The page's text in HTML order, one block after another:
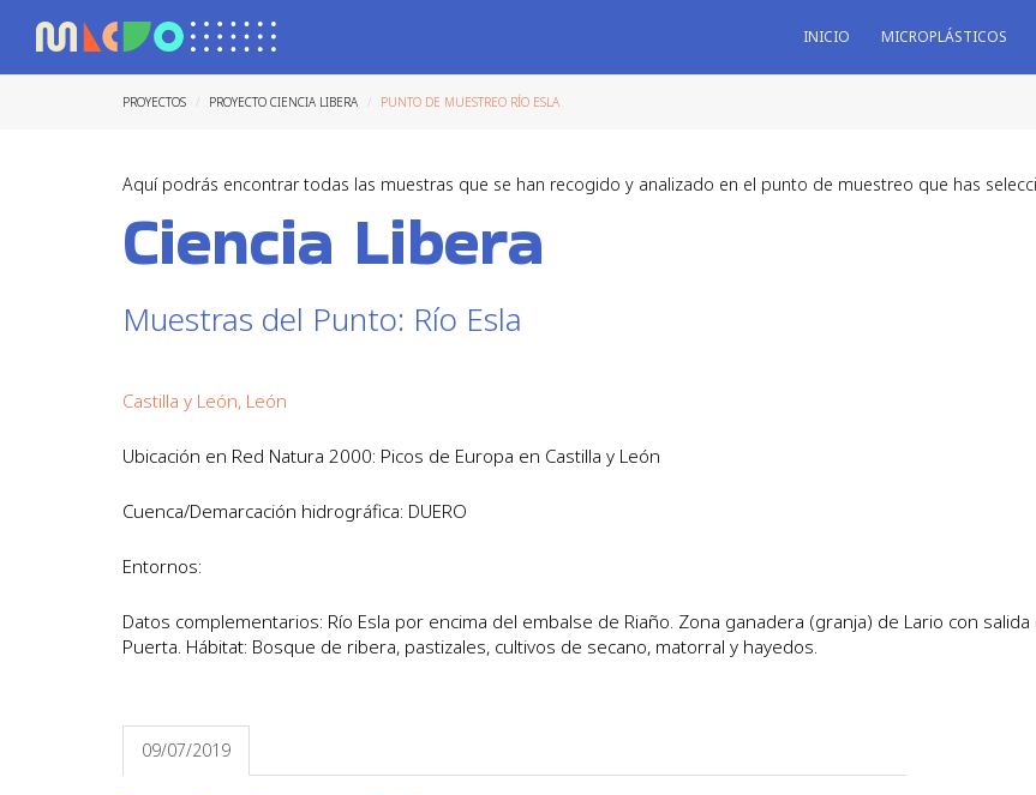
INICIO MICROPLÁSTICOS
PROYECTOS PROYECTO CIENCIA LIBERA PUNTO DE MUESTREO RÍO ESLA
Aquí podrás encontrar todas las muestras que se han recogido y analizado en el punto de muestreo que has
Ciencia Libera
Muestras del Punto: Río Esla
Castilla y León, León
Ubicación en Red Natura 2000: Picos de Europa en Castilla y León
Cuenca/Demarcación hidrográfica: DUERO
Entornos:
Datos complementarios: Río Esla por encima del embalse de Riaño. Zona ganadera (granja) de Lario con
Puerta. Hábitat: Bosque de ribera, pastizales, cultivos de secano, matorral y hayedos.
09/07/2019